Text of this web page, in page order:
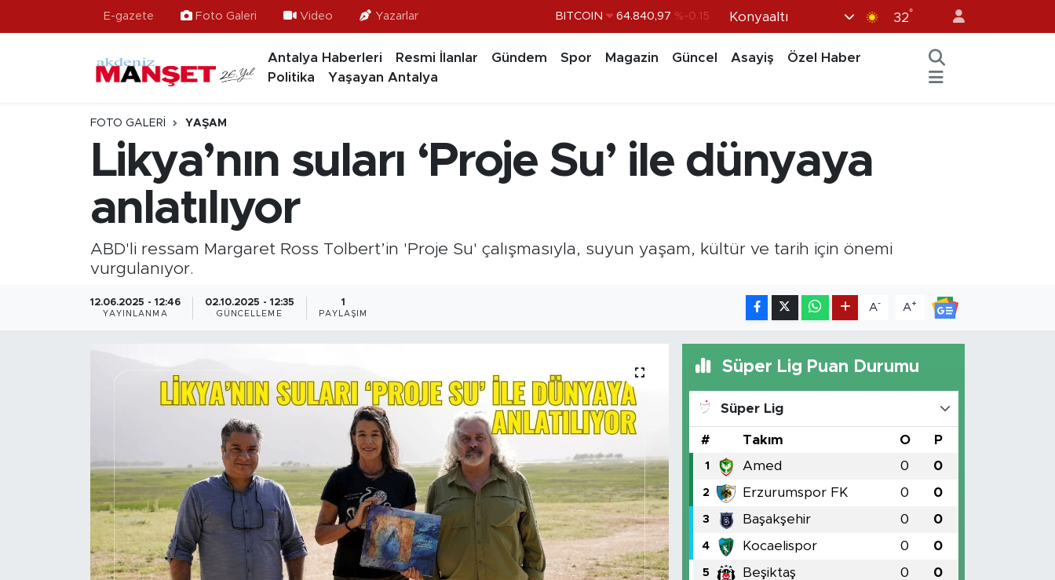
E-gazete Foto Galeri Video Yazarlar DOLAR 47,7436 %0.18
BITCOIN 64.840,97 %-0.15
Konyaaltı 32°
Antalya Haberleri Resmi İlanlar Gündem Spor Magazin Güncel Asayiş
Özel Haber
Politika
Yaşayan Antalya
FOTO GALERI YAŞAM
Likya’nın suları ‘Proje Su’ ile dünyaya
anlatılıyor
ABD'li ressam Margaret Ross Tolbert’in 'Proje Su' çalışmasıyla, suyun yaşam, kültür ve tarih için önemi
vurgulanıyor.
12.06.2025 - 12:46
YAYINLANMA
02.10.2025 - 12:35
GÜNCELLEME
1
PAYLAŞIM
A- A+
Süper Lig Puan Durumu
Süper Lig
# Takım O P
1 Amed 0 0
2 Erzurumspor FK 0 0
3 Başakşehir 0 0
4 Kocaelispor 0 0
5 Beşiktaş 0 0
Ekonomi
Politika
Resmi İlanlar
Antalya Nöbetçi Eczaneler
Antalya Namaz Vakitleri
Antalya Trafik Yoğunluk Haritası
Süper Lig Puan Durumu ve Fikstür
Tüm Manşetler
Son Dakika Haberleri